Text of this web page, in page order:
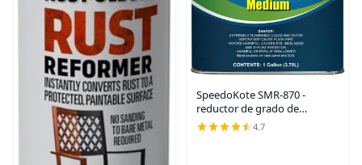
SpeedoKote SMR-870 -
reductor de grado de
uretano universal mediano
de 65-80°F, por un galón
4.7